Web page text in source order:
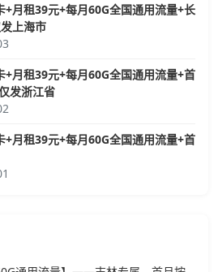
+月租39元+每月60G全国通用流量+长
上海市
+月租39元+每月60G全国通用流量+首
发浙江省
+月租39元+每月60G全国通用流量+首